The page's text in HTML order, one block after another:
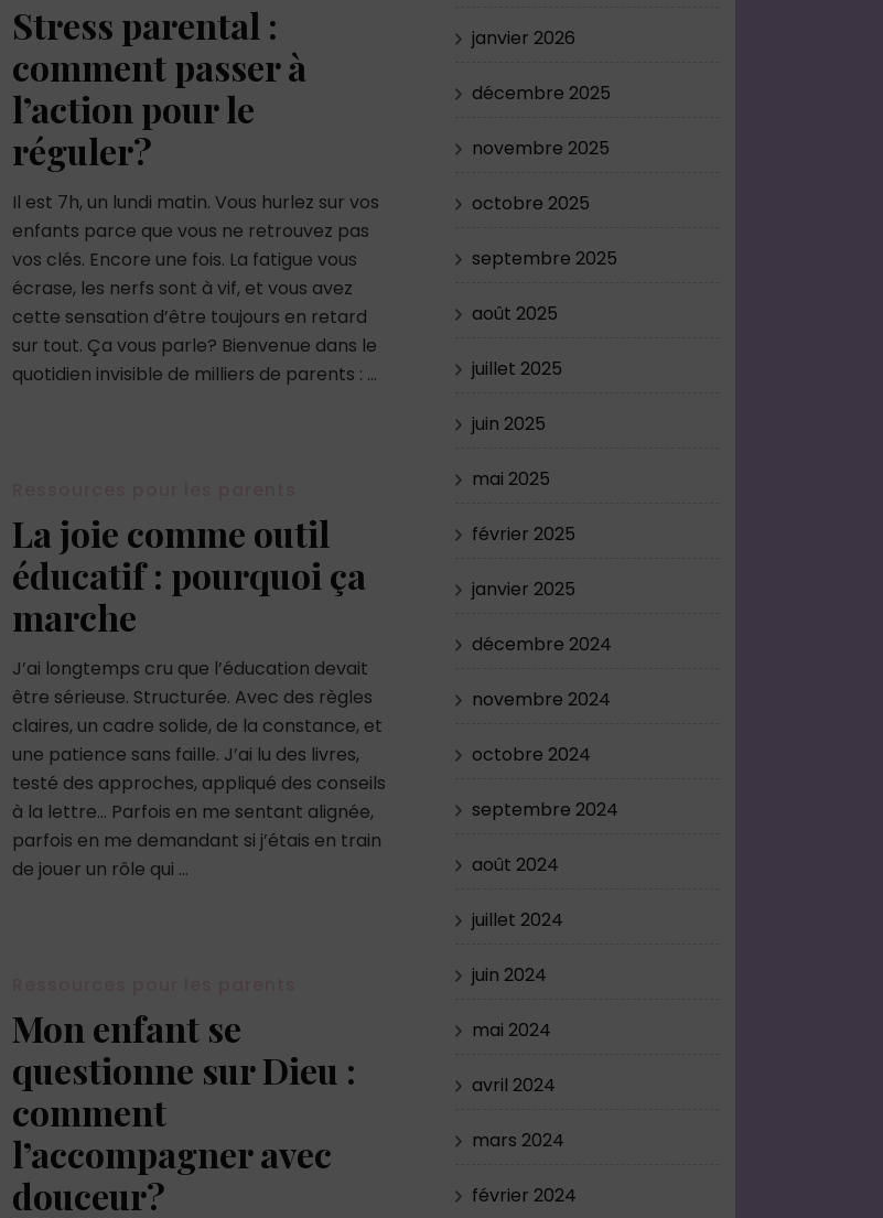
Stress parental :
comment passer à
l’action pour le
réguler?
Il est 7h, un lundi matin. Vous hurlez sur vos
enfants parce que vous ne retrouvez pas
vos clés. Encore une fois. La fatigue vous
écrase, les nerfs sont à vif, et vous avez
cette sensation d’être toujours en retard
sur tout. Ça vous parle? Bienvenue dans le
quotidien invisible de milliers de parents : …
La joie comme outil
éducatif : pourquoi ça
marche
J’ai longtemps cru que l’éducation devait
être sérieuse. Structurée. Avec des règles
claires, un cadre solide, de la constance, et
une patience sans faille. J’ai lu des livres,
testé des approches, appliqué des conseils
à la lettre… Parfois en me sentant alignée,
parfois en me demandant si j’étais en train
de jouer un rôle qui …
Mon enfant se
questionne sur Dieu :
comment
l’accompagner avec
douceur?
janvier 2026
décembre 2025
novembre 2025
octobre 2025
septembre 2025
août 2025
juillet 2025
juin 2025
mai 2025
février 2025
janvier 2025
décembre 2024
novembre 2024
octobre 2024
septembre 2024
août 2024
juillet 2024
juin 2024
mai 2024
avril 2024
mars 2024
février 2024